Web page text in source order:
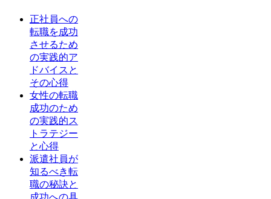
正社員への
転職を成功
させるため
の実践的ア
ドバイスと
その心得
女性の転職
成功のため
の実践的ス
トラテジー
と心得
派遣社員が
知るべき転
職の秘訣と
成功への具